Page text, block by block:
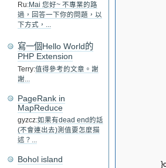
Ru:Mai 您好~ 不專業的路
過，回答一下你的問題，以
下方式，...
寫一個Hello World的
PHP Extension
Terry:值得參考的文章。謝
謝...
PageRank in
MapReduce
gyzcz:如果有dead end的話
(不會連出去)測值要怎麼描
述？...
Bohol island